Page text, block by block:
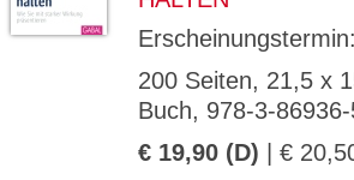
Erscheinungstermin:
200 Seiten, 21,5 x
Buch, 978-3-
€ 19,90 (D) | €